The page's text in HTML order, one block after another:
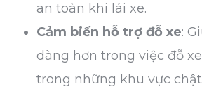
an toàn khi lái xe.
Cảm biến hỗ trợ đỗ xe:
dàng hơn trong việc đỗ
trong những khu vực